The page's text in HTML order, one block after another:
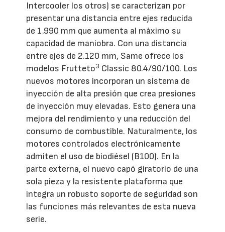
Intercooler los otros) se caracterizan por
presentar una distancia entre ejes reducida
de 1.990 mm que aumenta al máximo su
capacidad de maniobra. Con una distancia
entre ejes de 2.120 mm, Same ofrece los
modelos Frutteto3 Classic 80.4/90/100. Los
nuevos motores incorporan un sistema de
inyección de alta presión que crea presiones
de inyección muy elevadas. Esto genera una
mejora del rendimiento y una reducción del
consumo de combustible. Naturalmente, los
motores controlados electrónicamente
admiten el uso de biodiésel (B100). En la
parte externa, el nuevo capó giratorio de una
sola pieza y la resistente plataforma que
integra un robusto soporte de seguridad son
las funciones más relevantes de esta nueva
serie.